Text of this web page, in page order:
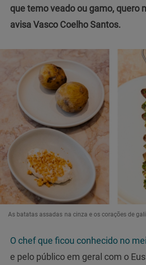
que temo veado ou gamo, quero
avisa Vasco Coelho Santos.
As batatas assadas na cinza e os corações de
O chef que ficou conhecido no
e pelo público em geral com o